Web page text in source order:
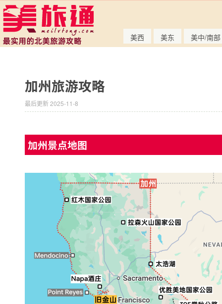
美西 美东 美中/南部
加州旅游攻略
最后更新 2025-11-8
加州景点地图